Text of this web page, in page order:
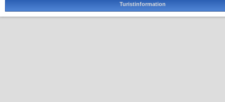
Turistinformation